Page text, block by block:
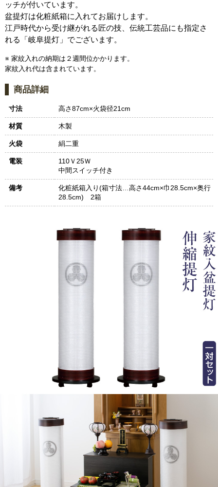
ッチが付いています。
盆提灯は化粧紙箱に入れてお届けします。
江戸時代から受け継がれる匠の技、伝統工芸品にも指定さ
れる「岐阜提灯」でございます。
※ 家紋入れの納期は２週間位かかります。
家紋入れ代は含まれています。
商品詳細
寸法 高さ87cm×火袋径21cm
材質 木製
火袋 絹二重
電装
110Ｖ25Ｗ
中間スイッチ付き
備考
化粧紙箱入り(箱寸法…高さ44cm×巾28.5cm×奥行
28.5cm) 2箱